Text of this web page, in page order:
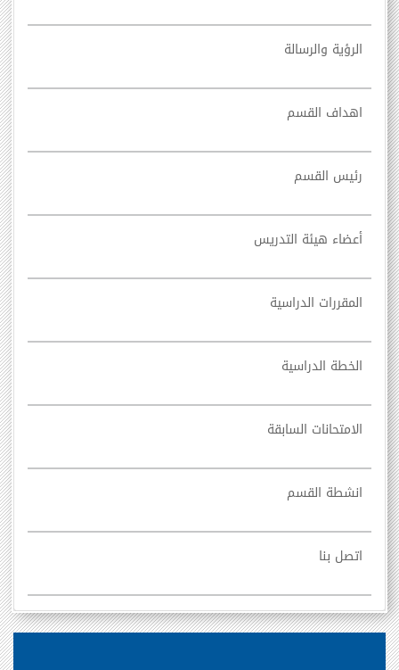
الرؤية والرسالة
اهداف القسم
رئيس القسم
أعضاء هيئة التدريس
المقررات الدراسية
الخطة الدراسية
الامتحانات السابقة
انشطة القسم
اتصل بنا